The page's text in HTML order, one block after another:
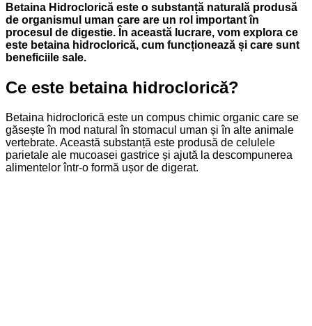
Betaina Hidroclorică este o substanță naturală produsă
de organismul uman care are un rol important în
procesul de digestie. În această lucrare, vom explora ce
este betaina hidroclorică, cum funcționează și care sunt
beneficiile sale.
Ce este betaina hidroclorică?
Betaina hidroclorică este un compus chimic organic care se
găsește în mod natural în stomacul uman și în alte animale
vertebrate. Această substanță este produsă de celulele
parietale ale mucoasei gastrice și ajută la descompunerea
alimentelor într-o formă ușor de digerat.